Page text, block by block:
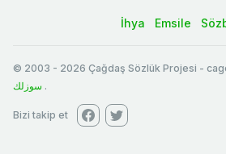
İhya Emsile
© 2003 - 2026 Çağdaş Sözlük Projesi -
سوزلك .
Bizi takip et